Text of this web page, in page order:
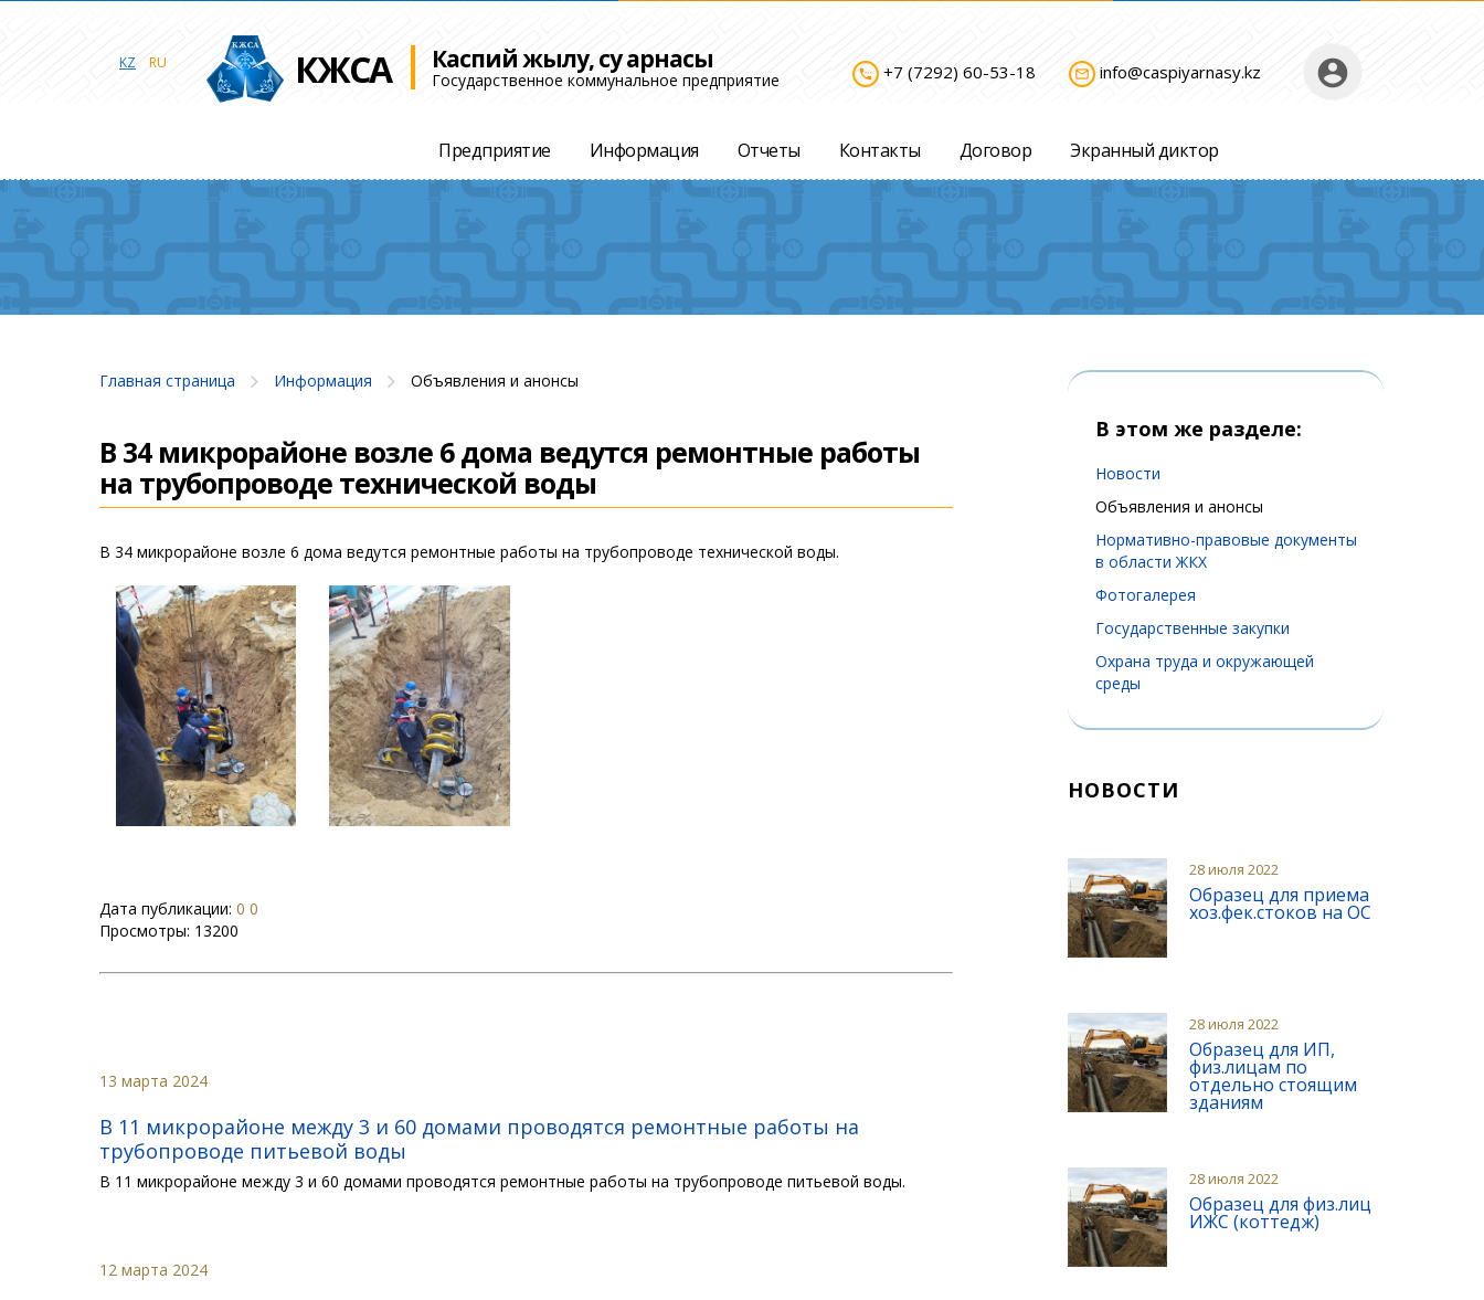
KZ RU КЖСА Каспий жылу, су арнасы
Государственное коммунальное предприятие account_circle
mail_outline info@caspiyarnasy.kz
settings_phone +7 (7292) 60-53-18
Предприятие Информация Отчеты Контакты Договор Экранный диктор
Главная страница Информация Объявления и анонсы
В 34 микрорайоне возле 6 дома ведутся ремонтные работы
на трубопроводе технической воды
В 34 микрорайоне возле 6 дома ведутся ремонтные работы на трубопроводе технической воды.
Дата публикации: 0 0
Просмотры: 13200
13 марта 2024
В 11 микрорайоне между 3 и 60 домами проводятся ремонтные работы на
трубопроводе питьевой воды
В 11 микрорайоне между 3 и 60 домами проводятся ремонтные работы на трубопроводе питьевой воды.
12 марта 2024
В этом же разделе:
Новости
Объявления и анонсы
Нормативно-правовые документы
в области ЖКХ
Фотогалерея
Государственные закупки
Охрана труда и окружающей
среды
НОВОСТИ
28 июля 2022
Образец для приема
хоз.фек.стоков на ОС
28 июля 2022
Образец для ИП,
физ.лицам по
отдельно стоящим
зданиям
28 июля 2022
Образец для физ.лиц
ИЖС (коттедж)